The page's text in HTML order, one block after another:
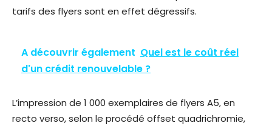
tarifs des flyers sont en effet dégressifs.
A découvrir également Quel est le coût réel
d'un crédit renouvelable ?
L’impression de 1 000 exemplaires de flyers A5, en
recto verso, selon le procédé offset quadrichromie,